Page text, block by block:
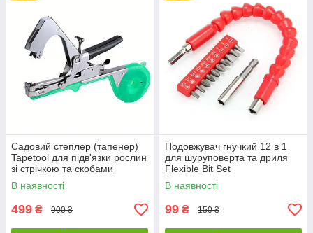
Садовий степлер (тапенер)
Tapetool для підв'язки рослин
зі стрічкою та скобами
В наявності
499 ₴ 900 ₴
Подовжувач гнучкий 12 в 1
для шуруповерта та дриля
Flexible Bit Set
В наявності
99 ₴ 150 ₴